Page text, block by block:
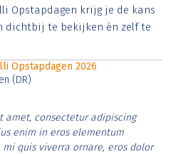
et justo cursus id rutrum lorem
vitae risus tristique posuere.
Opstapdagen krijg je de kans
dichtbij te bekijken én zelf te
Opstapdagen 2026
(DR)
amet, consectetur adipiscing
enim in eros elementum
mi quis viverra ornare, eros dolor